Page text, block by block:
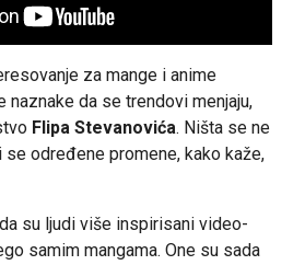
za mange i anime
naznake da se trendovi menjaju,
Flipa Stevanovića. Ništa se ne
se određene promene, kako kaže,
su ljudi više inspirisani video-
samim mangama. One su sada